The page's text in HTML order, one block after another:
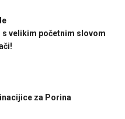
s velikim početnim slovom
za Porina